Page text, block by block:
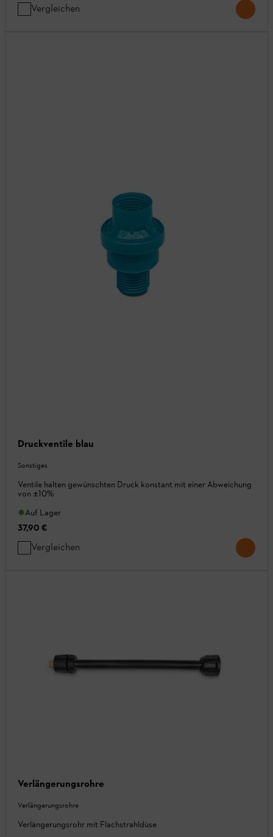
Vergleichen
Druckventile blau
Sonstiges
Ventile halten gewünschten Druck konstant mit einer Abweichung
von ±10%
Auf Lager
37,90 €
Vergleichen
Verlängerungsrohre
Verlängerungsrohre
Verlängerungsrohr mit Flachstrahldüse